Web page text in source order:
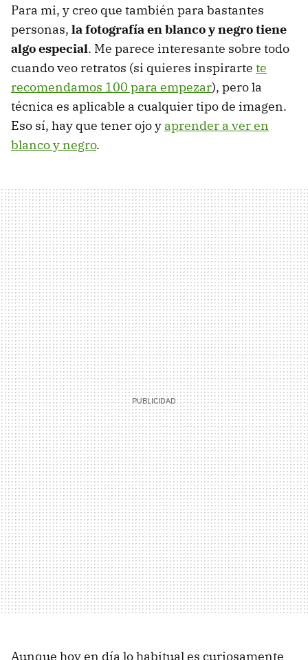
Para mi, y creo que también para bastantes
personas, la fotografía en blanco y negro tiene
algo especial. Me parece interesante sobre todo
cuando veo retratos (si quieres inspirarte te
recomendamos 100 para empezar), pero la
técnica es aplicable a cualquier tipo de imagen.
Eso sí, hay que tener ojo y aprender a ver en
blanco y negro.
Aunque hoy en día lo habitual es curiosamente